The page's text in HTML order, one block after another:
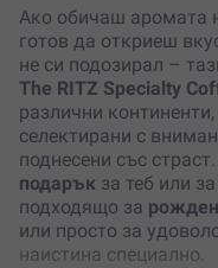
Ако обичаш аромата
готов да откриеш
не си подозирал –
The RITZ Specialty
различни
селектирани с
поднесени със
подарък за теб или
подходящо за
или просто за
наистина специално.